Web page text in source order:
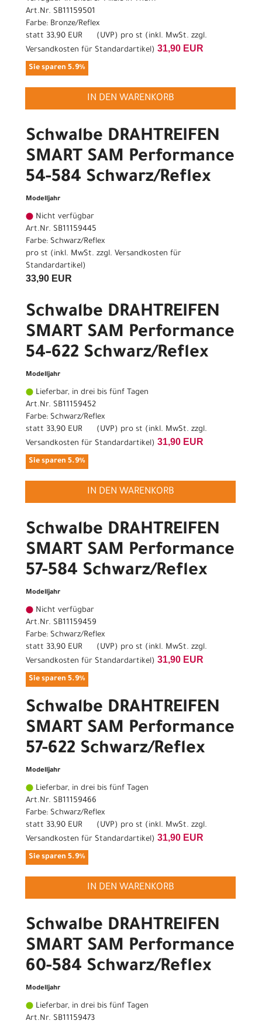
Art.Nr. SB11159501
Farbe: Bronze/Reflex
statt 33,90 EUR ( UVP) pro st (inkl. MwSt. zzgl.
Versandkosten für Standardartikel) 31,90 EUR
Sie sparen 5.9%
IN DEN WARENKORB
Schwalbe DRAHTREIFEN
SMART SAM Performance
54-584 Schwarz/Reflex
Modelljahr
Nicht verfügbar
Art.Nr. SB11159445
Farbe: Schwarz/Reflex
pro st (inkl. MwSt. zzgl. Versandkosten für
Standardartikel)
33,90 EUR
Schwalbe DRAHTREIFEN
SMART SAM Performance
54-622 Schwarz/Reflex
Modelljahr
Lieferbar, in drei bis fünf Tagen
Art.Nr. SB11159452
Farbe: Schwarz/Reflex
statt 33,90 EUR ( UVP) pro st (inkl. MwSt. zzgl.
Versandkosten für Standardartikel) 31,90 EUR
Sie sparen 5.9%
IN DEN WARENKORB
Schwalbe DRAHTREIFEN
SMART SAM Performance
57-584 Schwarz/Reflex
Modelljahr
Nicht verfügbar
Art.Nr. SB11159459
Farbe: Schwarz/Reflex
statt 33,90 EUR ( UVP) pro st (inkl. MwSt. zzgl.
Versandkosten für Standardartikel) 31,90 EUR
Sie sparen 5.9%
Schwalbe DRAHTREIFEN
SMART SAM Performance
57-622 Schwarz/Reflex
Modelljahr
Lieferbar, in drei bis fünf Tagen
Art.Nr. SB11159466
Farbe: Schwarz/Reflex
statt 33,90 EUR ( UVP) pro st (inkl. MwSt. zzgl.
Versandkosten für Standardartikel) 31,90 EUR
Sie sparen 5.9%
IN DEN WARENKORB
Schwalbe DRAHTREIFEN
SMART SAM Performance
60-584 Schwarz/Reflex
Modelljahr
Lieferbar, in drei bis fünf Tagen
Art.Nr. SB11159473